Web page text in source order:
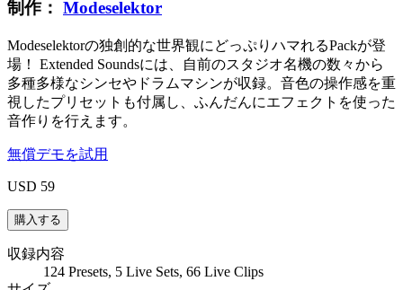
制作： Modeselektor
Modeselektorの独創的な世界観にどっぷりハマれるPackが登
場！ Extended Soundsには、自前のスタジオ名機の数々から
多種多様なシンセやドラムマシンが収録。音色の操作感を重
視したプリセットも付属し、ふんだんにエフェクトを使った
音作りを行えます。
無償デモを試用
USD 59
収録内容
124 Presets, 5 Live Sets, 66 Live Clips